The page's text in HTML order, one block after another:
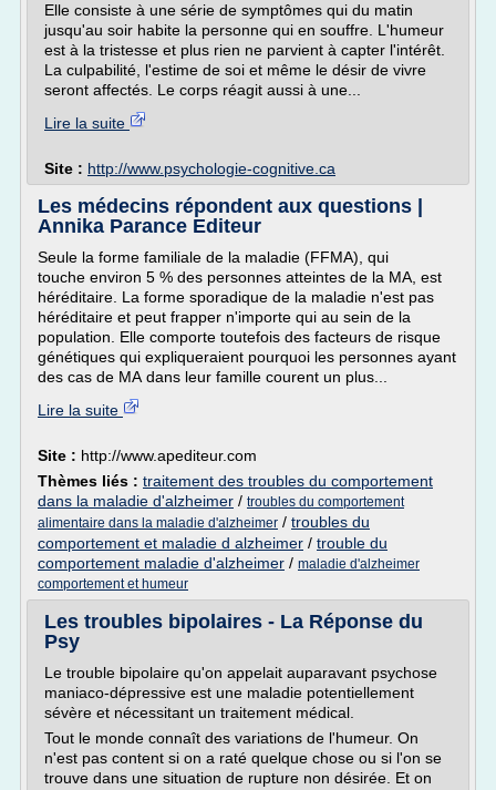
Elle consiste à une série de symptômes qui du matin
jusqu'au soir habite la personne qui en souffre. L'humeur
est à la tristesse et plus rien ne parvient à capter l'intérêt.
La culpabilité, l'estime de soi et même le désir de vivre
seront affectés. Le corps réagit aussi à une...
Lire la suite
Site : http://www.psychologie-cognitive.ca
Les médecins répondent aux questions |
Annika Parance Editeur
Seule la forme familiale de la maladie (FFMA), qui
touche environ 5 % des personnes atteintes de la MA, est
héréditaire. La forme sporadique de la maladie n'est pas
héréditaire et peut frapper n'importe qui au sein de la
population. Elle comporte toutefois des facteurs de risque
génétiques qui expliqueraient pourquoi les personnes ayant
des cas de MA dans leur famille courent un plus...
Lire la suite
Site : http://www.apediteur.com
Thèmes liés : traitement des troubles du comportement
dans la maladie d'alzheimer / troubles du comportement
alimentaire dans la maladie d'alzheimer / troubles du
comportement et maladie d alzheimer / trouble du
comportement maladie d'alzheimer / maladie d'alzheimer
comportement et humeur
Les troubles bipolaires - La Réponse du
Psy
Le trouble bipolaire qu'on appelait auparavant psychose
maniaco-dépressive est une maladie potentiellement
sévère et nécessitant un traitement médical.
Tout le monde connaît des variations de l'humeur. On
n'est pas content si on a raté quelque chose ou si l'on se
trouve dans une situation de rupture non désirée. Et on